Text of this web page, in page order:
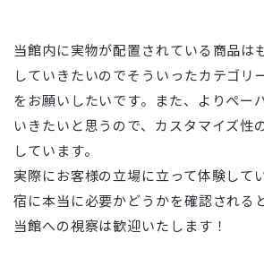
当館内に実物が配置されている商品は
していきたいのでそういったカテゴリ
をお願いしたいです。また、よりペー
いきたいと思うので、カスタマイズ性
しています。
実際にお客様の立場に立って体験して
宿に本当に必要かどうかを確認される
当館への視察は歓迎いたします！